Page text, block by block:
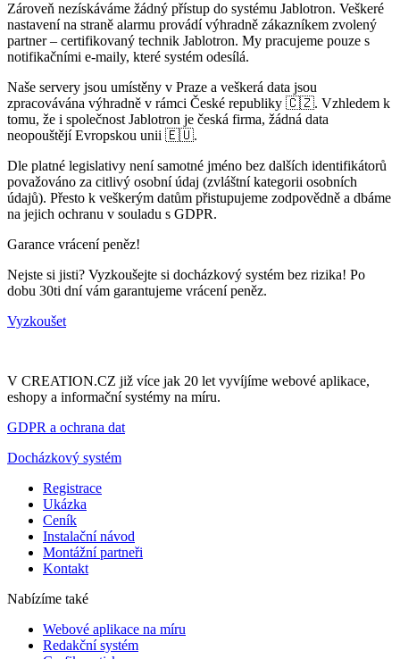
Zároveň nezískáváme žádný přístup do systému Jablotron. Veškeré
nastavení na straně alarmu provádí výhradně zákazníkem zvolený
partner – certifikovaný technik Jablotron. My pracujeme pouze s
notifikačními e-maily, které systém odesílá.
Naše servery jsou umístěny v Praze a veškerá data jsou
zpracovávána výhradně v rámci České republiky 🇨🇿. Vzhledem k
tomu, že i společnost Jablotron je česká firma, žádná data
neopouštějí Evropskou unii 🇪🇺.
Dle platné legislativy není samotné jméno bez dalších identifikátorů
považováno za citlivý osobní údaj (zvláštní kategorii osobních
údajů). Přesto k veškerým datům přistupujeme zodpovědně a dbáme
na jejich ochranu v souladu s GDPR.
Garance vrácení peněz!
Nejste si jisti? Vyzkoušejte si docházkový systém bez rizika! Po
dobu 30ti dní vám garantujeme vrácení peněz.
Vyzkoušet
V CREATION.CZ již více jak 20 let vyvíjíme webové aplikace,
eshopy a informační systémy na míru.
GDPR a ochrana dat
Docházkový systém
Registrace
Ukázka
Ceník
Instalační návod
Montážní partneři
Kontakt
Nabízíme také
Webové aplikace na míru
Redakční systém